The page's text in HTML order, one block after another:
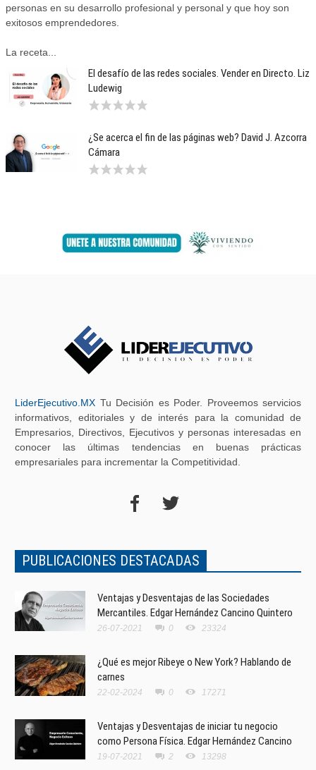
personas en su desarrollo profesional y personal y que hoy son
exitosos emprendedores.
La receta...
El desafío de las redes sociales. Vender en Directo. Liz
Ludewig
¿Se acerca el fin de las páginas web? David J. Azcorra
Cámara
LiderEjecutivo.MX Tu Decisión es Poder. Proveemos servicios
informativos, editoriales y de interés para la comunidad de
Empresarios, Directivos, Ejecutivos y personas interesadas en
conocer las últimas tendencias en buenas prácticas
empresariales para incrementar la Competitividad.
PUBLICACIONES DESTACADAS
Ventajas y Desventajas de las Sociedades
Mercantiles. Edgar Hernández Cancino Quintero
26-07-2021 0 23324
¿Qué es mejor Ribeye o New York? Hablando de
carnes
22-02-2024 0 17271
Ventajas y Desventajas de iniciar tu negocio
como Persona Física. Edgar Hernández Cancino
19-07-2021 2 13298